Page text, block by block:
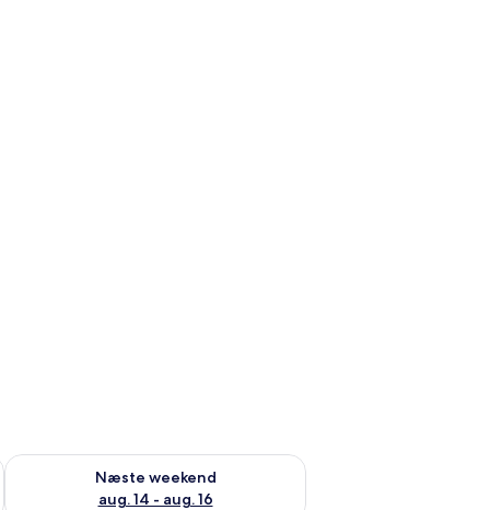
aug. 7 - aug. 9
Næste weekend
aug. 14 - aug. 16
Tjek tilgængelighed for næste weekend aug. 14 - aug. 16